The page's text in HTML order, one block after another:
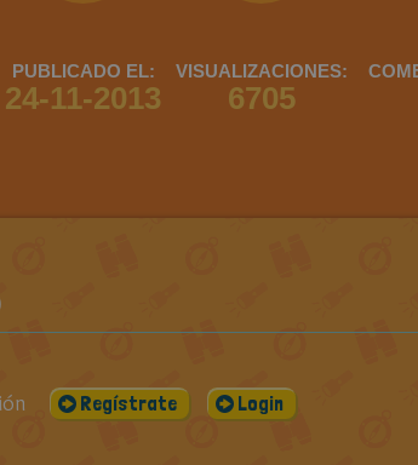
PUBLICADO EL:
24-11-2013
VISUALIZACIONES:
6705
Regístrate Login